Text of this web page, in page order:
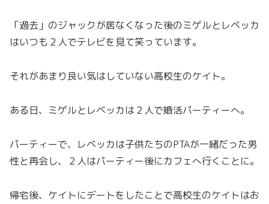
「過去」のジャックが居なくなった後のミゲルとレベッカ
はいつも２人でテレビを見て笑っています。
それがあまり良い気はしていない高校生のケイト。
ある日、ミゲルとレベッカは２人で婚活パーティーへ。
パーティーで、レベッカは子供たちのPTAが一緒だった男
性と再会し、２人はパーティー後にカフェへ行くことに。
帰宅後、ケイトにデートをしたことで高校生のケイトはお